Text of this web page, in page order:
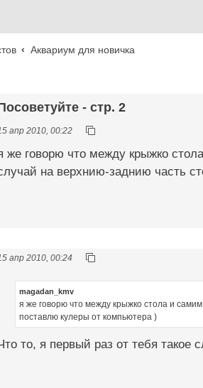
Аквариум для новичка
Посоветуйте - стр. 2
апр 2010, 00:22
же говорю что между крыжко
на верхнию-заднию часть
апр 2010, 00:24
magadan_kmv
я же говорю что между крыжко стола и
поставлю кулеры от компьютера )
то, я первый раз от тебя